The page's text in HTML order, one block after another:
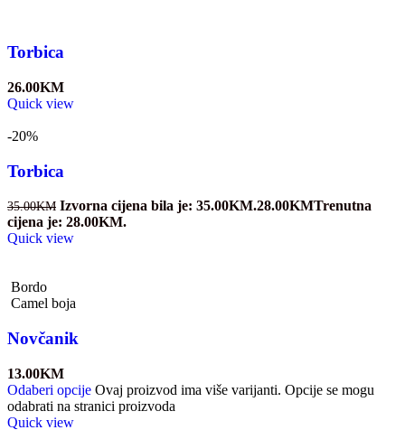
Torbica
26.00KM
Quick view
-20%
Torbica
35.00KM Izvorna cijena bila je: 35.00KM.28.00KMTrenutna
cijena je: 28.00KM.
Quick view
Bordo
Camel boja
Novčanik
13.00KM
Odaberi opcije Ovaj proizvod ima više varijanti. Opcije se mogu
odabrati na stranici proizvoda
Quick view